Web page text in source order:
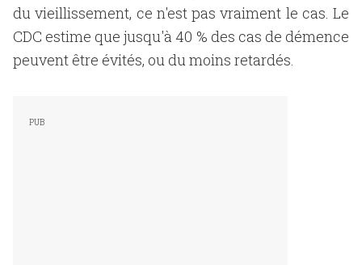
du vieillissement, ce n'est pas vraiment le cas. Le
CDC estime que jusqu'à 40 % des cas de démence
peuvent être évités, ou du moins retardés.